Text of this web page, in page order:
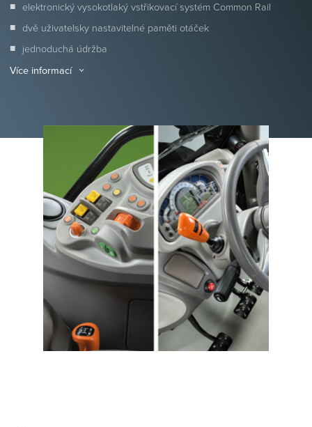
elektronický vysokotlaký vstřikovací systém Common Rail
dvě uživatelsky nastavitelné paměti otáček
jednoduchá údržba
Více informací